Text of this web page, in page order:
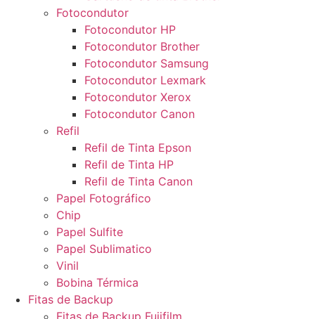
Fotocondutor
Fotocondutor HP
Fotocondutor Brother
Fotocondutor Samsung
Fotocondutor Lexmark
Fotocondutor Xerox
Fotocondutor Canon
Refil
Refil de Tinta Epson
Refil de Tinta HP
Refil de Tinta Canon
Papel Fotográfico
Chip
Papel Sulfite
Papel Sublimatico
Vinil
Bobina Térmica
Fitas de Backup
Fitas de Backup Fujifilm